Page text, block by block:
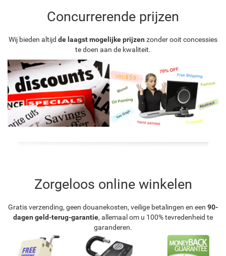
Concurrerende prijzen
Wij bieden altijd de laagst mogelijke prijzen zonder ooit concessies
te doen aan de kwaliteit.
Zorgeloos online winkelen
Gratis verzending, geen douanekosten, veilige betalingen en een 90-
dagen geld-terug-garantie, allemaal om u 100% tevredenheid te
garanderen.